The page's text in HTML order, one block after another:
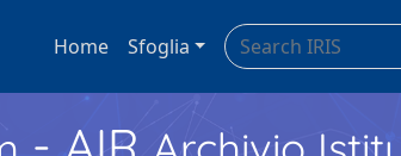
Home Sfoglia